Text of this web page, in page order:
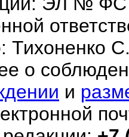
Тихоненко
о
и